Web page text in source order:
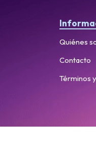
Quiénes
Contacto
Términos